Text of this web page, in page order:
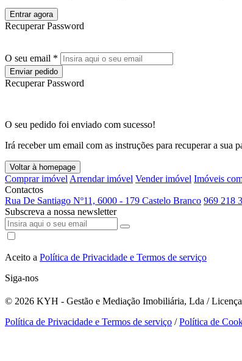
Entrar agora
Recuperar Password
O seu email *
Enviar pedido
Recuperar Password
O seu pedido foi enviado com sucesso!
Irá receber um email com as instruções para recuperar a sua
Voltar à homepage
Comprar imóvel Arrendar imóvel Vender imóvel Imóveis
Contactos
Rua De Santiago Nº11, 6000 - 179 Castelo Branco 969 218
Subscreva a nossa newsletter
Aceito a Política de Privacidade e Termos de serviço
Siga-nos
© 2026 KYH - Gestão e Mediação Imobiliária, Lda /
Política de Privacidade e Termos de serviço /Política de